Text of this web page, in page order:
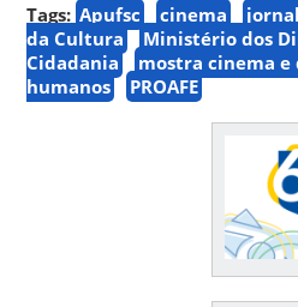
Tags: Apufsc cinema
da Cultura
Ministério dos
Cidadania
mostra cinema
humanos
PROAFE